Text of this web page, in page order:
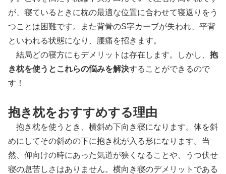
が、寝ているときに枕の最適な位置に合わせて寝返りをう
つことは困難です。また背骨のS字カーブが失われ、平背
といわれる状態になり、腰痛を招きます。
結局どの寝方にもデメリットは存在します。しかし、 抱
き枕を使うとこれらの悩みを解決することができるので
す！
抱き枕をおすすめする理由
抱き枕を使うとき、横斜め下向き寝になります。体を斜
めにしてその斜めの下に抱き枕が入る形になります。当
然、仰向けの時にあった気道が狭くなることや、うつ伏せ
寝の息苦しさはありません。横向き寝のデメリットである